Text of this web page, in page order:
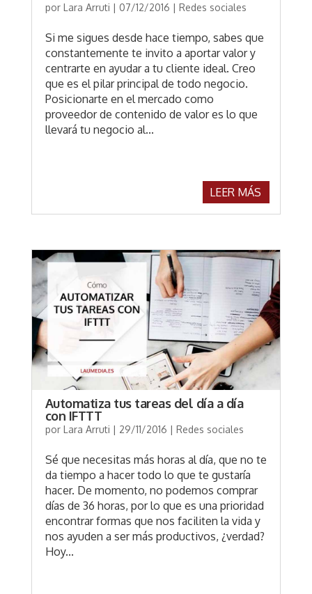
por Lara Arruti | 07/12/2016 | Redes sociales
Si me sigues desde hace tiempo, sabes que
constantemente te invito a aportar valor y
centrarte en ayudar a tu cliente ideal. Creo
que es el pilar principal de todo negocio.
Posicionarte en el mercado como
proveedor de contenido de valor es lo que
llevará tu negocio al...
LEER MÁS
Automatiza tus tareas del día a día
con IFTTT
por Lara Arruti | 29/11/2016 | Redes sociales
Sé que necesitas más horas al día, que no te
da tiempo a hacer todo lo que te gustaría
hacer. De momento, no podemos comprar
días de 36 horas, por lo que es una prioridad
encontrar formas que nos faciliten la vida y
nos ayuden a ser más productivos, ¿verdad?
Hoy...